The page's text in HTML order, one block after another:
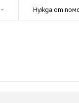
Нужда от